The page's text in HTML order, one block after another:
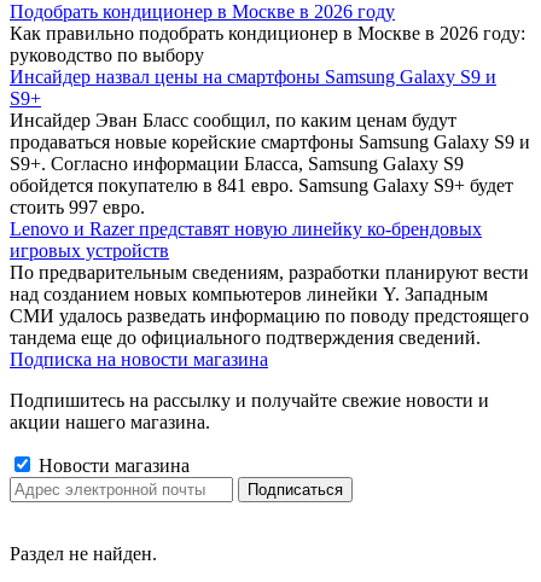
Подобрать кондиционер в Москве в 2026 году
Как правильно подобрать кондиционер в Москве в 2026 году:
руководство по выбору
Инсайдер назвал цены на смартфоны Samsung Galaxy S9 и
S9+
Инсайдер Эван Бласс сообщил, по каким ценам будут
продаваться новые корейские смартфоны Samsung Galaxy S9 и
S9+. Согласно информации Бласса, Samsung Galaxy S9
обойдется покупателю в 841 евро. Samsung Galaxy S9+ будет
стоить 997 евро.
Lenovo и Razer представят новую линейку ко-брендовых
игровых устройств
По предварительным сведениям, разработки планируют вести
над созданием новых компьютеров линейки Y. Западным
СМИ удалось разведать информацию по поводу предстоящего
тандема еще до официального подтверждения сведений.
Подписка на новости магазина
Подпишитесь на рассылку и получайте свежие новости и
акции нашего магазина.
Новости магазина
Раздел не найден.